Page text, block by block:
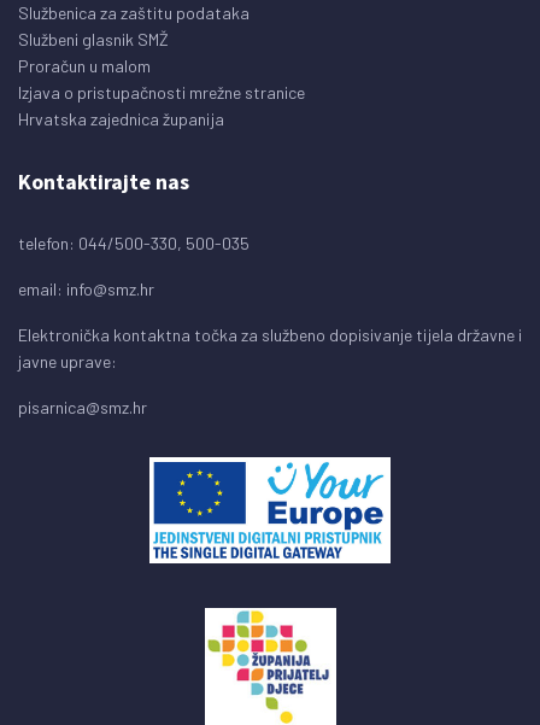
Službenica za zaštitu podataka
Službeni glasnik SMŽ
Proračun u malom
Izjava o pristupačnosti mrežne stranice
Hrvatska zajednica županija
Kontaktirajte nas
telefon: 044/500-330, 500-035
email: info@smz.hr
Elektronička kontaktna točka za službeno dopisivanje tijela državne i
javne uprave:
pisarnica@smz.hr